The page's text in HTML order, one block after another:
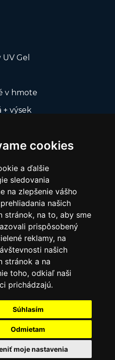
cookies
a ďalšie
sledovania
na zlepšenie vášho
našich
stránok, na to, aby sme
prispôsobený
reklamy, na
našich
stránok a na
toho, odkiaľ naši
prichádzajú.
Súhlasím
Odmietam
moje nastavenia
Gel
v hmote
+ výsek
výsekové formy
All Rights Reserved.